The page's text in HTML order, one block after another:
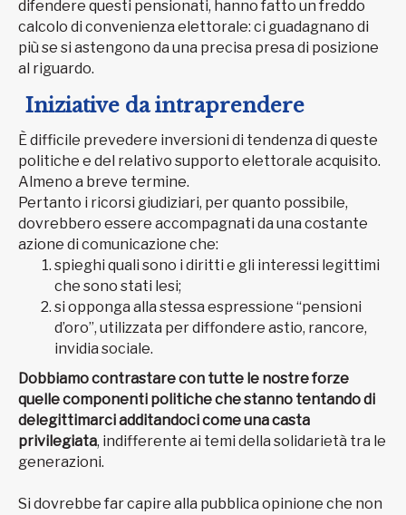
difendere questi pensionati, hanno fatto un freddo
calcolo di convenienza elettorale: ci guadagnano di
più se si astengono da una precisa presa di posizione
al riguardo.
Iniziative da intraprendere
È difficile prevedere inversioni di tendenza di queste
politiche e del relativo supporto elettorale acquisito.
Almeno a breve termine.
Pertanto i ricorsi giudiziari, per quanto possibile,
dovrebbero essere accompagnati da una costante
azione di comunicazione che:
spieghi quali sono i diritti e gli interessi legittimi
che sono stati lesi;
si opponga alla stessa espressione “pensioni
d’oro”, utilizzata per diffondere astio, rancore,
invidia sociale.
Dobbiamo contrastare con tutte le nostre forze
quelle componenti politiche che stanno tentando di
delegittimarci additandoci come una casta
privilegiata, indifferente ai temi della solidarietà tra le
generazioni.
Si dovrebbe far capire alla pubblica opinione che non